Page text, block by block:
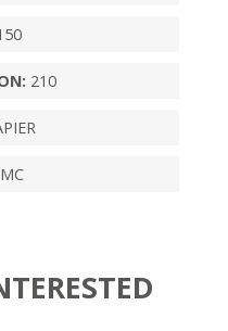
210